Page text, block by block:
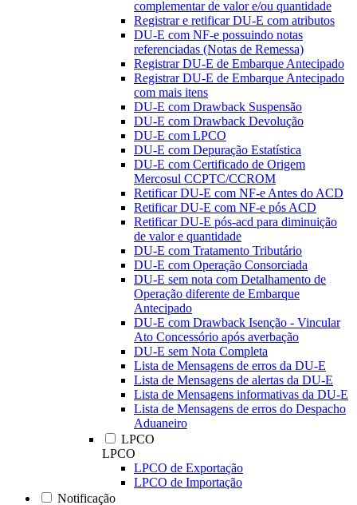
complementar de valor e/ou quantidade
Registrar e retificar DU-E com atributos
DU-E com NF-e possuindo notas
referenciadas (Notas de Remessa)
Registrar DU-E de Embarque Antecipado
Registrar DU-E de Embarque Antecipado
com mais itens
DU-E com Drawback Suspensão
DU-E com Drawback Devolução
DU-E com LPCO
DU-E com Depuração Estatística
DU-E com Certificado de Origem
Mercosul CCPTC/CCROM
Retificar DU-E com NF-e Antes do ACD
Retificar DU-E com NF-e pós ACD
Retificar DU-E pós-acd para diminuição
de valor e quantidade
DU-E com Tratamento Tributário
DU-E com Operação Consorciada
DU-E sem nota com Detalhamento de
Operação diferente de Embarque
Antecipado
DU-E com Drawback Isenção - Vincular
Ato Concessório após averbação
DU-E sem Nota Completa
Lista de Mensagens de erros da DU-E
Lista de Mensagens de alertas da DU-E
Lista de Mensagens informativas da DU-E
Lista de Mensagens de erros do Despacho
Aduaneiro
LPCO
LPCO
LPCO de Exportação
LPCO de Importação
Notificação